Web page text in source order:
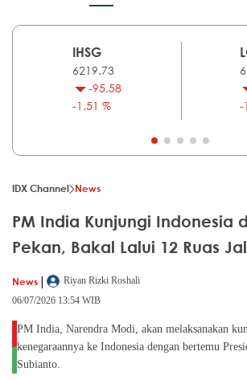
IHSG
6219.73
-95.58
-1.51 %
-
IDX Channel News
PM India Kunjungi Indonesia
Pekan, Bakal Lalui 12 Ruas
News |
Riyan Rizki Roshali
06/07/2026 13:54 WIB
PM India, Narendra Modi, akan melaksanakan
kenegaraannya ke Indonesia dengan bertemu
Subianto.